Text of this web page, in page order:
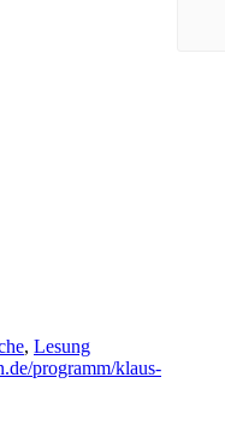
, Lesung
programm/klaus-